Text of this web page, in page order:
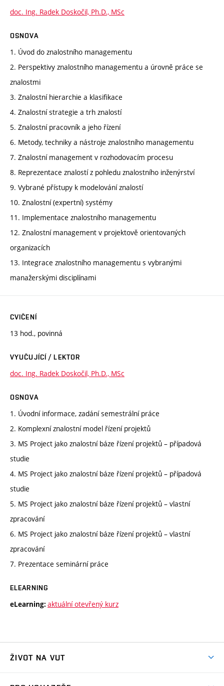
doc. Ing. Radek Doskočil, Ph.D., MSc
OSNOVA
1. Úvod do znalostního managementu
2. Perspektivy znalostního managementu a úrovně práce se
znalostmi
3. Znalostní hierarchie a klasifikace
4. Znalostní strategie a trh znalostí
5. Znalostní pracovník a jeho řízení
6. Metody, techniky a nástroje znalostního managementu
7. Znalostní management v rozhodovacím procesu
8. Reprezentace znalostí z pohledu znalostního inženýrství
9. Vybrané přístupy k modelování znalostí
10. Znalostní (expertní) systémy
11. Implementace znalostního managementu
12. Znalostní management v projektově orientovaných
organizacích
13. Integrace znalostního managementu s vybranými
manažerskými disciplínami
CVIČENÍ
13 hod., povinná
VYUČUJÍCÍ / LEKTOR
doc. Ing. Radek Doskočil, Ph.D., MSc
OSNOVA
1. Úvodní informace, zadání semestrální práce
2. Komplexní znalostní model řízení projektů
3. MS Project jako znalostní báze řízení projektů – případová
studie
4. MS Project jako znalostní báze řízení projektů – případová
studie
5. MS Project jako znalostní báze řízení projektů – vlastní
zpracování
6. MS Project jako znalostní báze řízení projektů – vlastní
zpracování
7. Prezentace seminární práce
ELEARNING
eLearning: aktuální otevřený kurz
ŽIVOT NA VUT